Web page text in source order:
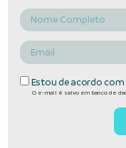
Estou de acordo com
O e-mail é salvo em banco de